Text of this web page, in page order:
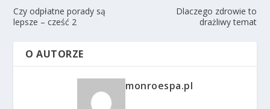
Czy odpłatne porady są
lepsze – cześć 2
Dlaczego zdrowie to
drażliwy temat
O AUTORZE
monroespa.pl